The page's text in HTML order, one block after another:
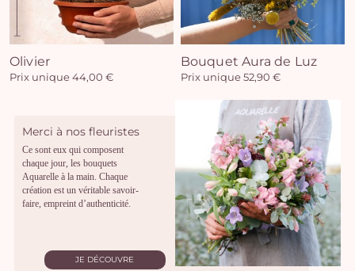
Olivier
Prix unique 44,00 €
Bouquet Aura de Luz
Prix unique 52,90 €
Merci à nos fleuristes
Ce sont eux qui composent
chaque jour, les bouquets
Aquarelle à la main. Chaque
création est un véritable savoir-
faire, empreint d’authenticité.
JE DÉCOUVRE